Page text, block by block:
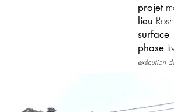
projet
lieu
surface
phase
exécution